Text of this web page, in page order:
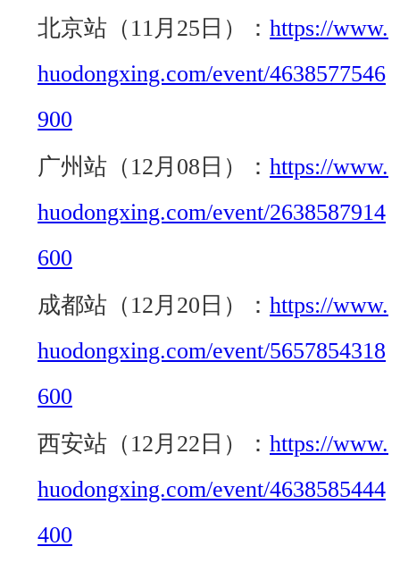
北京站（11月25日）： https://www.
huodongxing.com/event/4638577546
900
广州站（12月08日）： https://www.
huodongxing.com/event/2638587914
600
成都站（12月20日）： https://www.
huodongxing.com/event/5657854318
600
西安站（12月22日）： https://www.
huodongxing.com/event/4638585444
400